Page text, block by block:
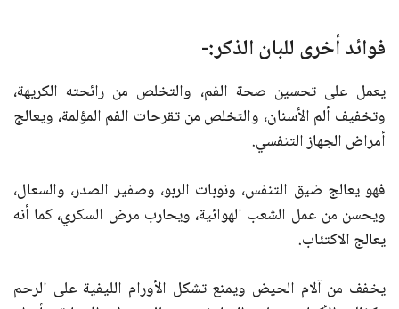
فوائد أخرى للبان الذكر:-
يعمل على تحسين صحة الفم، والتخلص من رائحته الكريهة،
وتخفيف ألم الأسنان، والتخلص من تقرحات الفم المؤلمة، ويعالج
أمراض الجهاز التنفسي.
فهو يعالج ضيق التنفس، ونوبات الربو، وصفير الصدر، والسعال،
ويحسن من عمل الشعب الهوائية، ويحارب مرض السكري، كما أنه
يعالج الاكتئاب.
يخفف من آلام الحيض ويمنع تشكل الأورام الليفية على الرحم